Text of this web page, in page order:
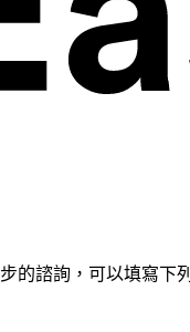
的諮詢，可以填寫